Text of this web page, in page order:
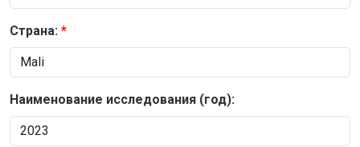
Страна:
Наименование исследования (год):